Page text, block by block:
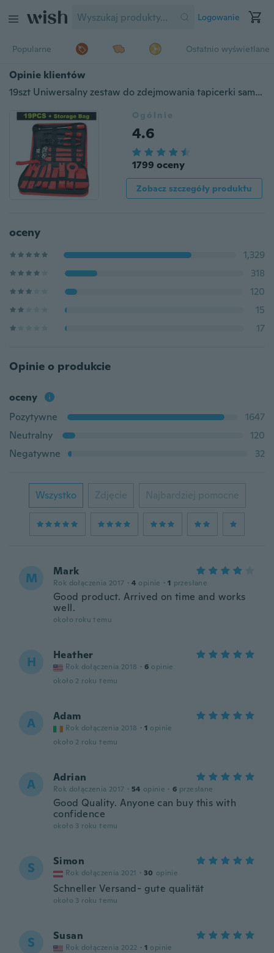
Logowanie
Popularne Ostatnio wyświetlane
Opinie klientów
19szt Uniwersalny zestaw do zdejmowania tapicerki samochodowej Zestaw do podważania Zestaw naprawczy Auto Tapicerka Zapięcie Narzędzia Zestaw klipsów Szczypce z torbą do przechowywania radia samochodowego Panel wewnętrzny Usuwanie klipsa
Ogólnie
4.6
1799 oceny
Zobacz szczegóły produktu
oceny
1,329
318
120
15
17
Opinie o produkcie
oceny
Pozytywne
1647
Neutralny
120
Negatywne
32
Wszystko Zdjęcie Najbardziej pomocne
M Mark
Rok dołączenia 2017 · 4 opinie · 1 przesłane
Good product. Arrived on time and works
well.
około roku temu
H Heather
Rok dołączenia 2018 · 6 opinie
około 2 roku temu
A Adam
Rok dołączenia 2018 · 1 opinie
około 2 roku temu
A Adrian
Rok dołączenia 2017 · 54 opinie · 6 przesłane
Good Quality. Anyone can buy this with
confidence
około 3 roku temu
S Simon
Rok dołączenia 2021 · 30 opinie
Schneller Versand- gute qualität
około 3 roku temu
S Susan
Rok dołączenia 2022 · 1 opinie